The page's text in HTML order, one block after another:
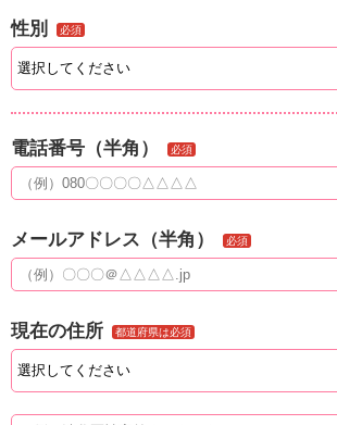
性別 必須
電話番号（半角） 必須
メールアドレス（半角） 必須
現在の住所 都道府県は必須